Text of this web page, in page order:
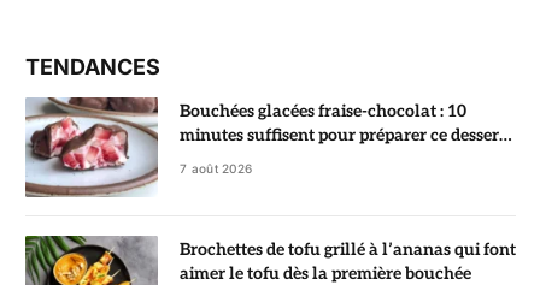
TENDANCES
Bouchées glacées fraise-chocolat : 10
minutes suffisent pour préparer ce dessert
ultra gourmand
7 août 2026
Brochettes de tofu grillé à l’ananas qui font
aimer le tofu dès la première bouchée